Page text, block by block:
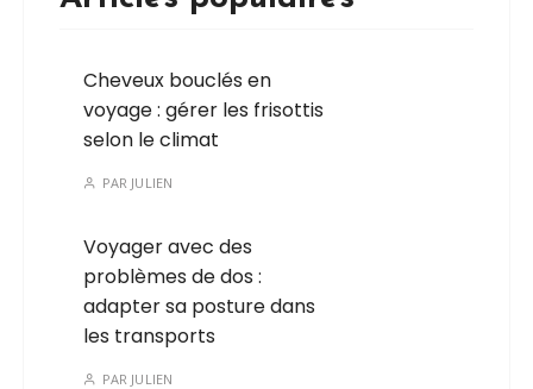
Cheveux bouclés en
voyage : gérer les frisottis
selon le climat
PAR JULIEN
Voyager avec des
problèmes de dos :
adapter sa posture dans
les transports
PAR JULIEN